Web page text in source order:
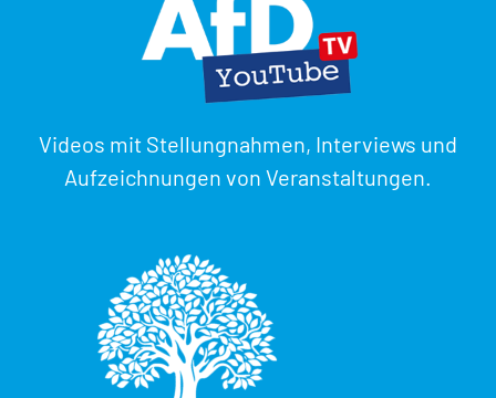
Videos mit Stellungnahmen, Interviews und
Aufzeichnungen von Veranstaltungen.